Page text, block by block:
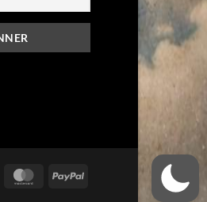
Visa MasterCardPayPal